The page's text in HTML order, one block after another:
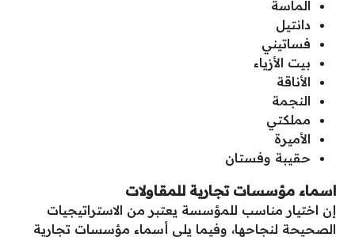
الماسة
دانتيل
فساتيني
بيت الأزياء
الأناقة
النجمة
مملكتي
الأميرة
حقيبة وفستان
اسماء مؤسسات تجارية للمقاولات
إن اختيار مناسب للمؤسسة يعتبر من الاستراتيجيات
الصحيحة لنجاحها، وفيما يلي أسماء مؤسسات تجارية